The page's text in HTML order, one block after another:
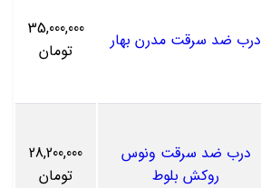
درب ضد سرقت مدرن بهار
35,000,000
تومان
درب ضد سرقت ونوس
روکش بلوط
28,200,000
تومان